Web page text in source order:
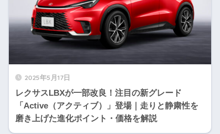
2025年5月17日
レクサスLBXが一部改良！注目の新グレード
「Active（アクティブ）」登場｜走りと静粛性を
磨き上げた進化ポイント・価格を解説